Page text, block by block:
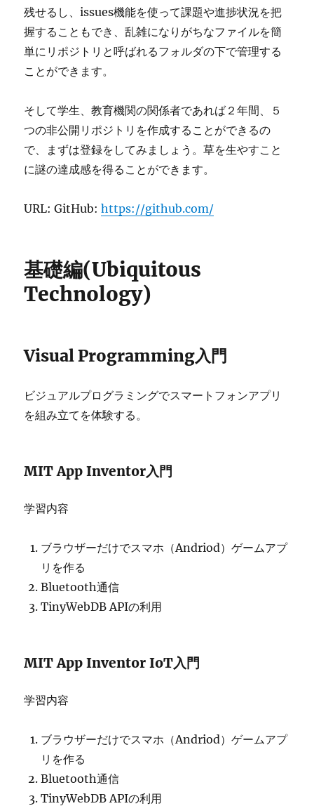
残せるし、issues機能を使って課題や進捗状況を把
握することもでき、乱雑になりがちなファイルを簡
単にリポジトリと呼ばれるフォルダの下で管理する
ことができます。
そして学生、教育機関の関係者であれば２年間、５
つの非公開リポジトリを作成することができるの
で、まずは登録をしてみましょう。草を生やすこと
に謎の達成感を得ることができます。
URL: GitHub:https://github.com/
基礎編(Ubiquitous
Technology)
Visual Programming入門
ビジュアルプログラミングでスマートフォンアプリ
を組み立てを体験する。
MIT App Inventor入門
学習内容
ブラウザーだけでスマホ（Andriod）ゲームアプ
リを作る
Bluetooth通信
TinyWebDB APIの利用
MIT App Inventor IoT入門
学習内容
ブラウザーだけでスマホ（Andriod）ゲームアプ
リを作る
Bluetooth通信
TinyWebDB APIの利用